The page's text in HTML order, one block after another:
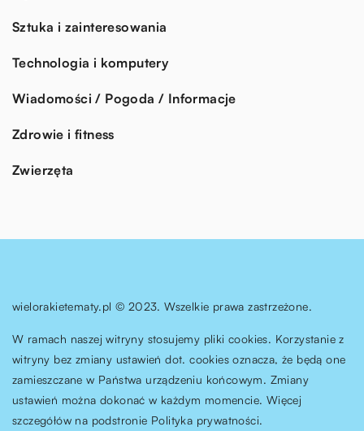
Sztuka i zainteresowania
Technologia i komputery
Wiadomości / Pogoda / Informacje
Zdrowie i fitness
Zwierzęta
wielorakietematy.pl © 2023. Wszelkie prawa zastrzeżone.
W ramach naszej witryny stosujemy pliki cookies. Korzystanie z
witryny bez zmiany ustawień dot. cookies oznacza, że będą one
zamieszczane w Państwa urządzeniu końcowym. Zmiany
ustawień można dokonać w każdym momencie. Więcej
szczegółów na podstronie Polityka prywatności.